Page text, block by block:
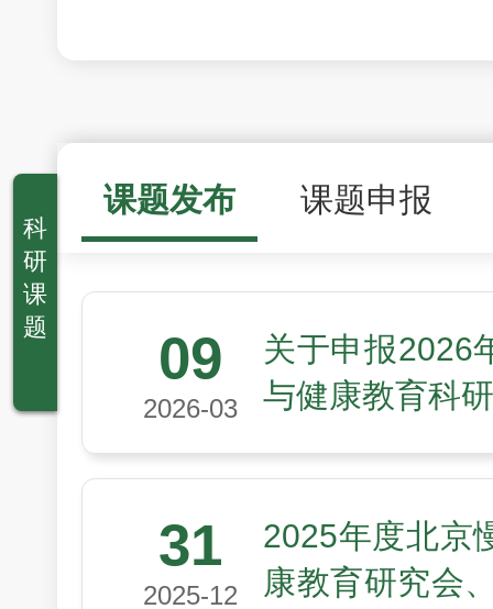
科
研
课
题
课题发布 课题申报
09
2026-03
关于申报2026
与健康教育科
31
2025-12
2025年度北京
康教育研究会